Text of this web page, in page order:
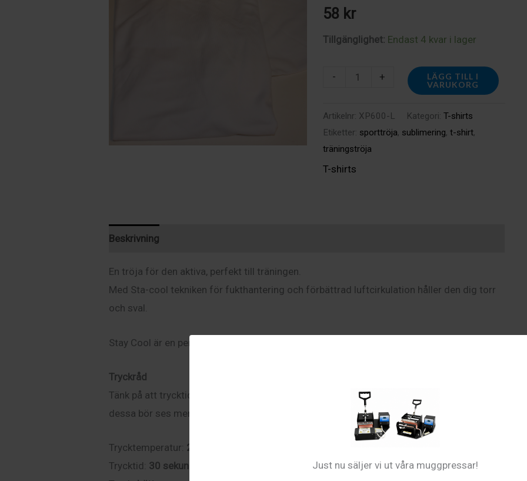
Just nu säljer vi ut våra muggpressar!
58 kr
Tillgänglighet: Endast 4 kvar i lager
-
XP600-
Subli
T
Stay
Cool
+
LÄGG TILL I
VARUKORG
Artikelnr: XP600-L Kategori: T-shirts
Etiketter: sporttröja, sublimering, t-shirt,
träningströja
T-shirts
Beskrivning
En tröja för den aktiva, perfekt till träningen.
Med Sta-cool tekniken för fukthantering och förbättrad luftcirkulation håller den dig torr
och sval.
Stay Cool är en perforerad värmetransporterande sporttröja för sublimattryck. Storlek
Tryckråd
Tänk på att trycktider kan påverkas av lokala förhållanden så
dessa bör ses mer som en riktlinje, kalibreras bäst på plats.
Trycktemperatur: 200°C
Trycktid: 30 sekunder